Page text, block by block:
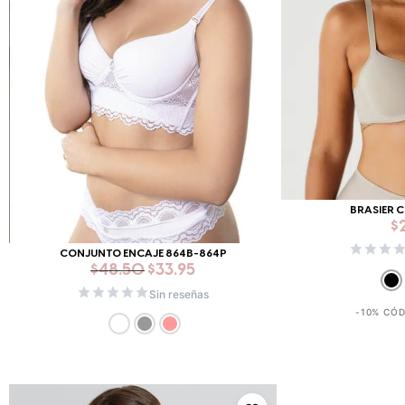
CONJUNTO ENCAJE 864B-864P
$48.50 $33.95
Sin reseñas
BRASIER
$
-10%